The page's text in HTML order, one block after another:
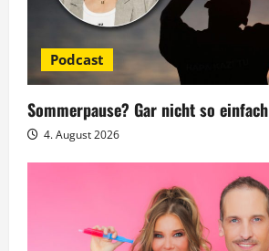
i
g
a
Podcast
Sommerpause? Gar nicht so einfach
4. August 2026